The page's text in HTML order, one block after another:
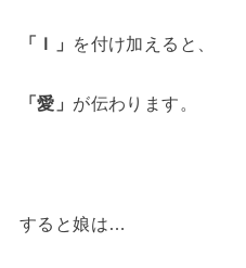
「Ｉ」 を付け加えると、
「愛」 が伝わります。
すると娘は…